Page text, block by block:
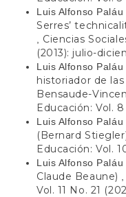
Luis Alfonso Paláu
Serres’
Ciencias
(2013): julio-
Luis Alfonso Paláu
historiador de
Bensaude-
Educación: Vol.
Luis Alfonso Paláu
(Bernard
Educación: Vol.
Luis Alfonso Paláu
Claude Beaune)
Vol. 11 No. 21